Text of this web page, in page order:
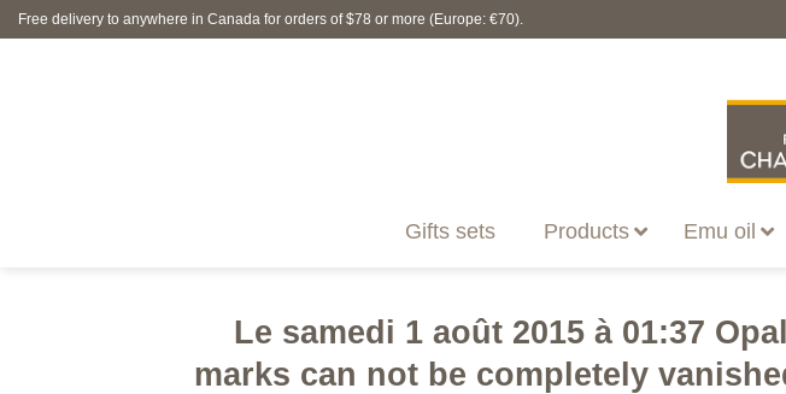
Skip
to
Free delivery to anywhere in Canada for orders of $78 or more (Europe: €70).
Gifts sets Products Emu oil
Le samedi 1 août 2015 à 01:37
marks can not be completely